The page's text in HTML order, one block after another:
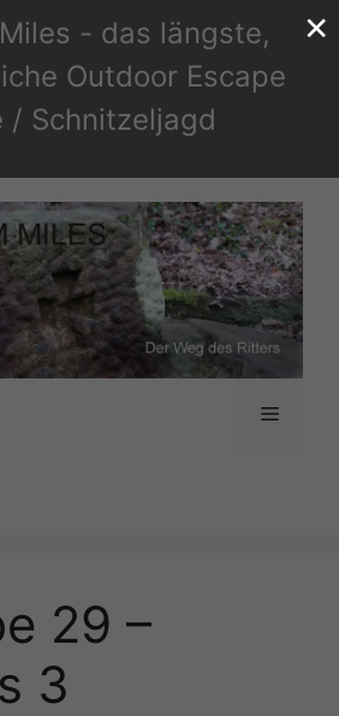
- das längste,
Outdoor Escape
/ Schnitzeljagd
Menü
29 –
3
×